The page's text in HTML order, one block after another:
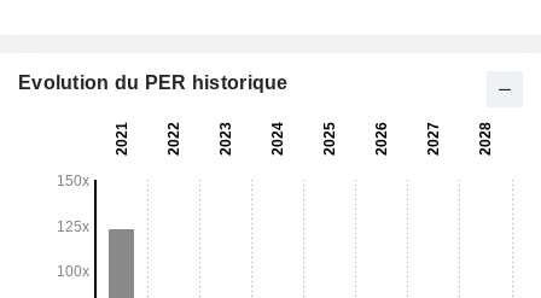
Evolution du PER historique